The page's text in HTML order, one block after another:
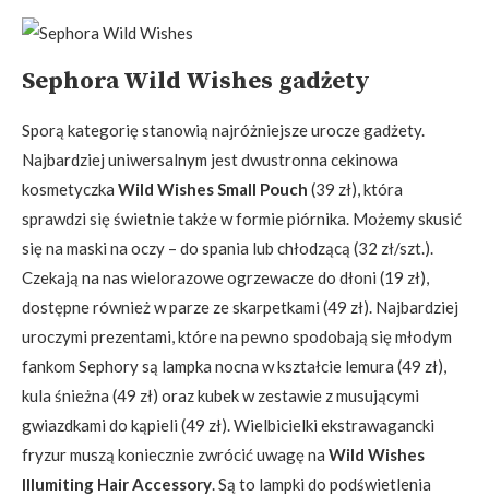
Sephora Wild Wishes gadżety
Sporą kategorię stanowią najróżniejsze urocze gadżety.
Najbardziej uniwersalnym jest dwustronna cekinowa
kosmetyczka Wild Wishes Small Pouch (39 zł), która
sprawdzi się świetnie także w formie piórnika. Możemy skusić
się na maski na oczy – do spania lub chłodzącą (32 zł/szt.).
Czekają na nas wielorazowe ogrzewacze do dłoni (19 zł),
dostępne również w parze ze skarpetkami (49 zł). Najbardziej
uroczymi prezentami, które na pewno spodobają się młodym
fankom Sephory są lampka nocna w kształcie lemura (49 zł),
kula śnieżna (49 zł) oraz kubek w zestawie z musującymi
gwiazdkami do kąpieli (49 zł). Wielbicielki ekstrawagancki
fryzur muszą koniecznie zwrócić uwagę na Wild Wishes
Illumiting Hair Accessory. Są to lampki do podświetlenia